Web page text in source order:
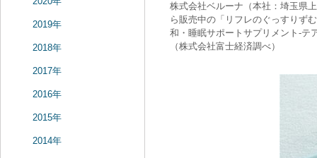
株式会社ベルーナ（本社：埼玉県
ら販売中の「リフレのぐっすりず
和・睡眠サポートサプリメント-テ
（株式会社富士経済調べ）
2019年
2018年
2017年
2016年
2015年
2014年